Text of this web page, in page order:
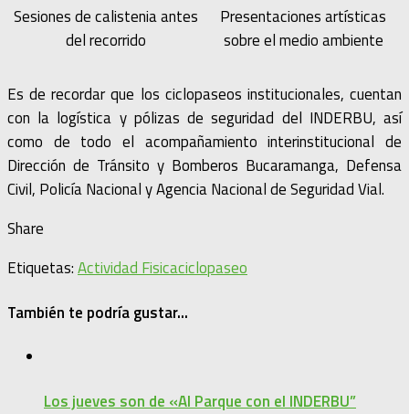
Sesiones de calistenia antes
del recorrido
Presentaciones artísticas
sobre el medio ambiente
Es de recordar que los ciclopaseos institucionales, cuentan
con la logística y pólizas de seguridad del INDERBU, así
como de todo el acompañamiento interinstitucional de
Dirección de Tránsito y Bomberos Bucaramanga, Defensa
Civil, Policía Nacional y Agencia Nacional de Seguridad Vial.
Share
Etiquetas:Actividad Fisicaciclopaseo
También te podría gustar...
Los jueves son de «Al Parque con el INDERBU”